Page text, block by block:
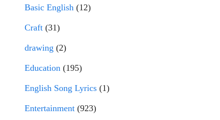
Basic English (12)
Craft (31)
drawing (2)
Education (195)
English Song Lyrics (1)
Entertainment (923)